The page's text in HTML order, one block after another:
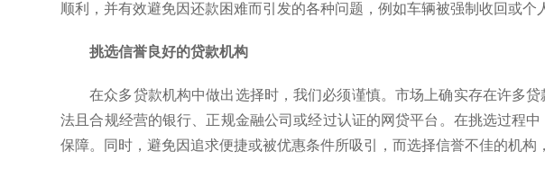
顺利，并有效避免因还款困难而引发的各种问题，例如车辆被强制收回或个
挑选信誉良好的贷款机构
在众多贷款机构中做出选择时，我们必须谨慎。市场上确实存在许多
法且合规经营的银行、正规金融公司或经过认证的网贷平台。在挑选过程
保障。同时，避免因追求便捷或被优惠条件所吸引，而选择信誉不佳的机构